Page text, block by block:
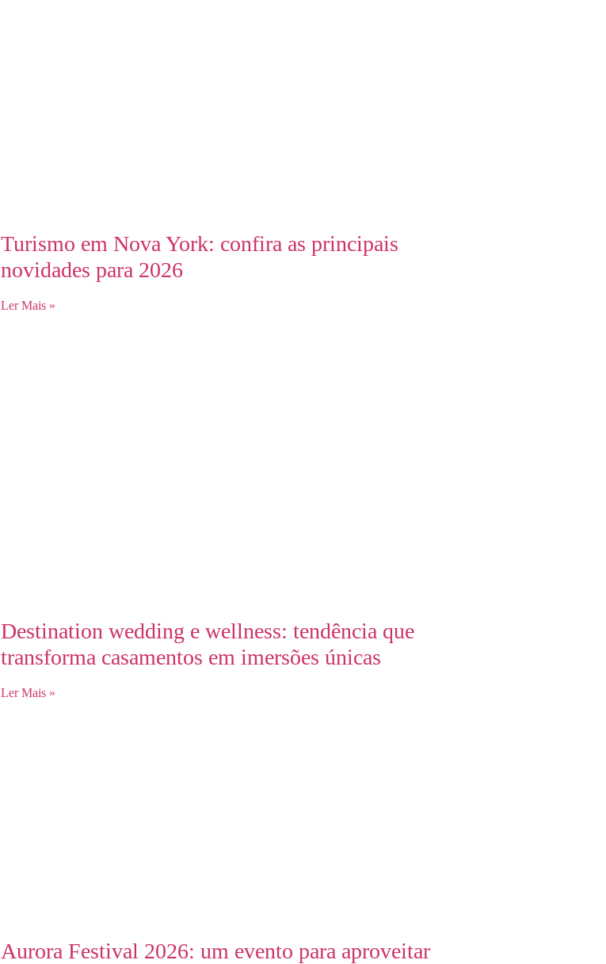
Turismo em Nova York: confira as principais
novidades para 2026
Ler Mais »
Destination wedding e wellness: tendência que
transforma casamentos em imersões únicas
Ler Mais »
Aurora Festival 2026: um evento para aproveitar